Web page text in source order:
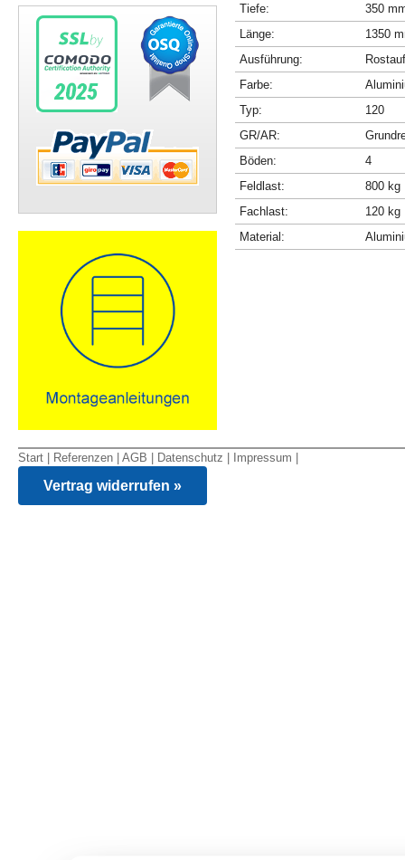
Tiefe:
350
Länge:
1350
Ausführung:
Farbe:
Typ:
120
GR/AR:
Böden:
4
Feldlast:
800 kg
Fachlast:
120 kg
Material:
Start Referenzen AGB Datenschutz Impressum
Vertrag widerrufen »